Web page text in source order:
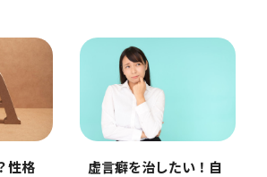
性格
虚言癖を治したい！自